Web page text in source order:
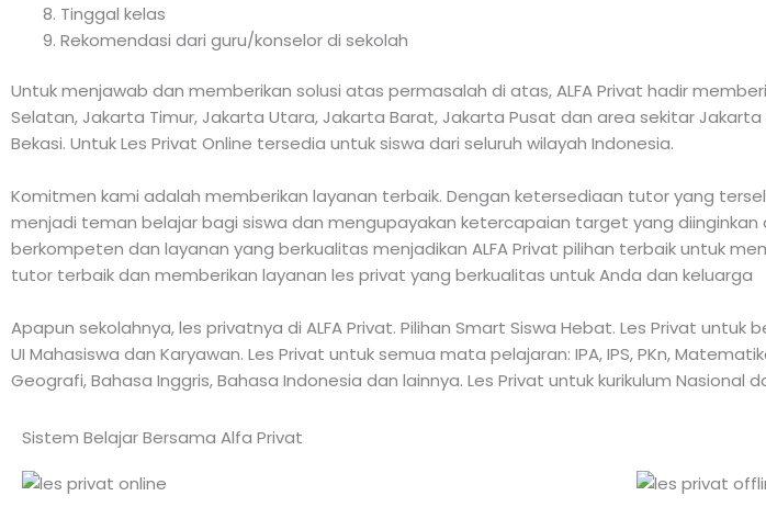
Tinggal kelas
Rekomendasi dari guru/konselor di sekolah
Untuk menjawab dan memberikan solusi atas permasalah di atas, ALFA Privat hadir
Selatan, Jakarta Timur, Jakarta Utara, Jakarta Barat, Jakarta Pusat dan area sekitar
Bekasi. Untuk Les Privat Online tersedia untuk siswa dari seluruh wilayah Indonesia.
Komitmen kami adalah memberikan layanan terbaik. Dengan ketersediaan tutor yang
menjadi teman belajar bagi siswa dan mengupayakan ketercapaian target yang
berkompeten dan layanan yang berkualitas menjadikan ALFA Privat pilihan terbaik untuk
tutor terbaik dan memberikan layanan les privat yang berkualitas untuk Anda dan keluarga
Apapun sekolahnya, les privatnya di ALFA Privat. Pilihan Smart Siswa Hebat. Les Privat untuk
UI Mahasiswa dan Karyawan. Les Privat untuk semua mata pelajaran: IPA, IPS, PKn,
Geografi, Bahasa Inggris, Bahasa Indonesia dan lainnya. Les Privat untuk kurikulum Nasional
Sistem Belajar Bersama Alfa Privat